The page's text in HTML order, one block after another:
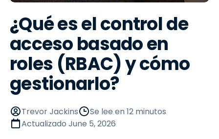
¿Qué es el control de
acceso basado en
roles (RBAC) y cómo
gestionarlo?
Trevor Jackins
Se lee en 12 minutos
Actualizado June 5, 2026